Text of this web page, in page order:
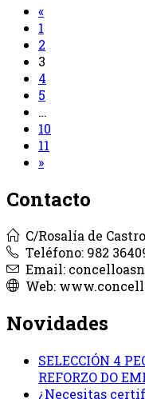
«
1
2
3
4
5
…
10
11
»
Contacto
C/Rosalía de
Teléfono: 982
Email:
Web:
Novidades
SELECCIÓN 4
REFORZO DO
¿Necesitas